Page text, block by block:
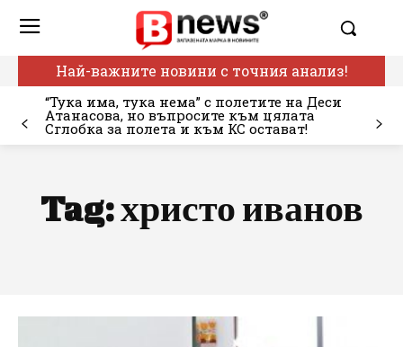
Най-важните новини с точния анализ!
“Тука има, тука нема” с полетите на Деси
Атанасова, но въпросите към цялата
Сглобка за полета и към КС остават!
Tag:христо иванов